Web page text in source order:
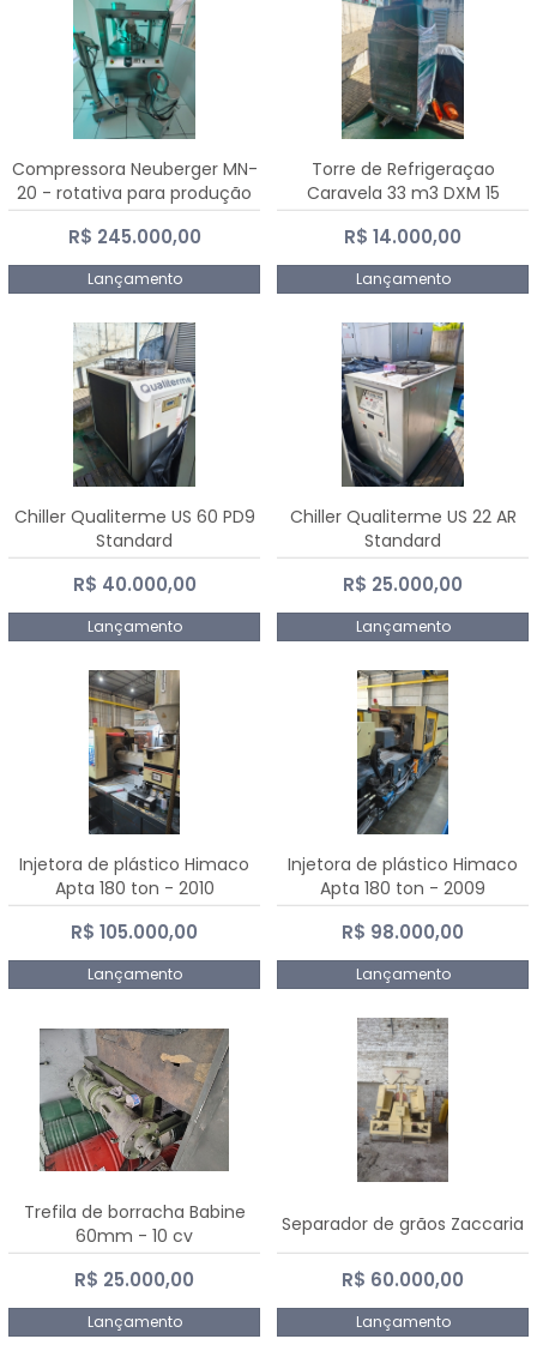
Compressora Neuberger MN-
20 - rotativa para produção
de comprimidos
R$ 245.000,00
Lançamento
Torre de Refrigeraçao
Caravela 33 m3 DXM 15
R$ 14.000,00
Lançamento
Chiller Qualiterme US 60 PD9
Standard
R$ 40.000,00
Lançamento
Chiller Qualiterme US 22 AR
Standard
R$ 25.000,00
Lançamento
Injetora de plástico Himaco
Apta 180 ton - 2010
R$ 105.000,00
Lançamento
Injetora de plástico Himaco
Apta 180 ton - 2009
R$ 98.000,00
Lançamento
Trefila de borracha Babine
60mm - 10 cv
R$ 25.000,00
Lançamento
Separador de grãos Zaccaria
R$ 60.000,00
Lançamento